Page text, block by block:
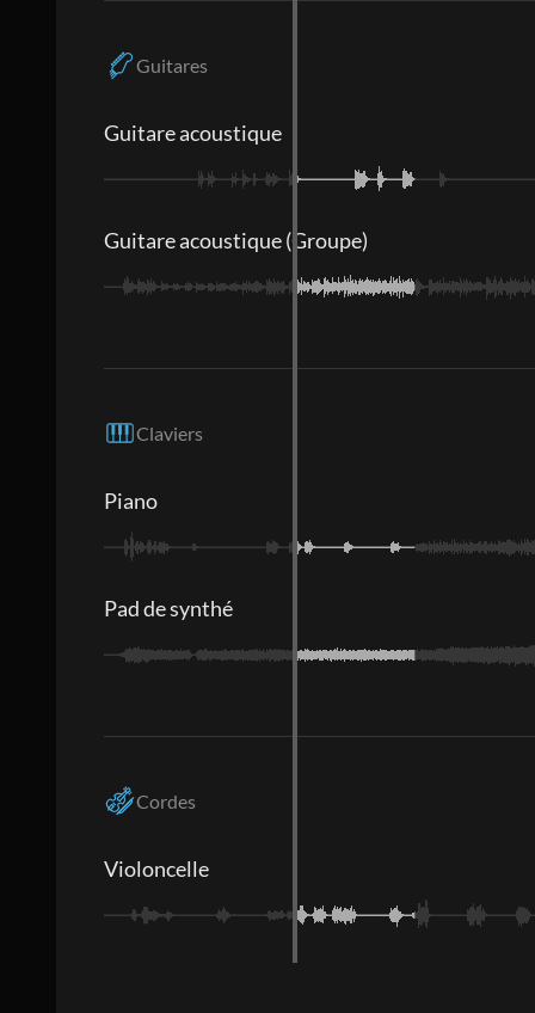
Guitares
Guitare acoustique
Guitare acoustique (Groupe)
Claviers
Piano
Pad de synthé
Cordes
Violoncelle